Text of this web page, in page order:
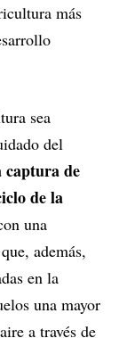
más
sea
del
captura de
de la
una
además,
en la
una mayor
a través de